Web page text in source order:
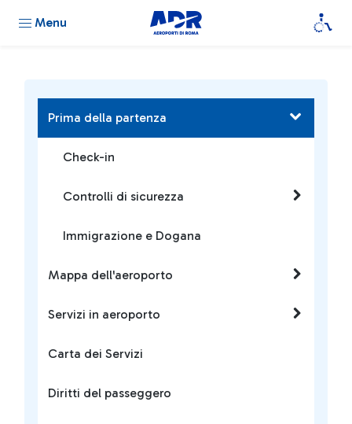
Menu
Prima della partenza
Check-in
Controlli di sicurezza
Immigrazione e Dogana
Mappa dell'aeroporto
Servizi in aeroporto
Carta dei Servizi
Diritti del passeggero